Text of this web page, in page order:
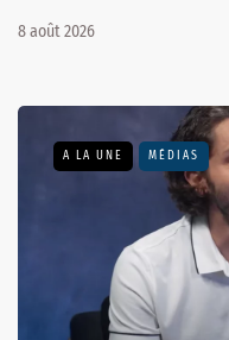
8 août 2026
A LA UNE MÉDIAS